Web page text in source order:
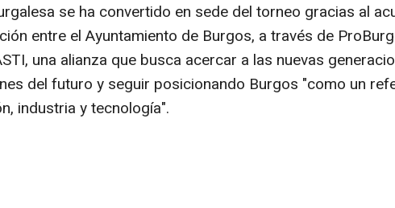
se ha convertido en sede del torneo gracias al
entre el Ayuntamiento de Burgos, a través de
una alianza que busca acercar a las nuevas
del futuro y seguir posicionando Burgos "como un
industria y tecnología".